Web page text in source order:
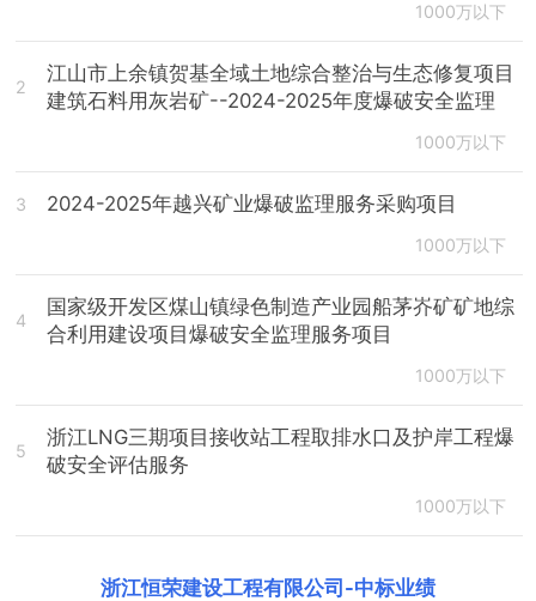
1000万以下
2
江山市上余镇贺基全域土地综合整治与生态修复项目
建筑石料用灰岩矿--2024-2025年度爆破安全监理
1000万以下
3 2024-2025年越兴矿业爆破监理服务采购项目
1000万以下
4
国家级开发区煤山镇绿色制造产业园船茅岕矿矿地综
合利用建设项目爆破安全监理服务项目
1000万以下
5
浙江LNG三期项目接收站工程取排水口及护岸工程爆
破安全评估服务
1000万以下
浙江恒荣建设工程有限公司 -中标业绩